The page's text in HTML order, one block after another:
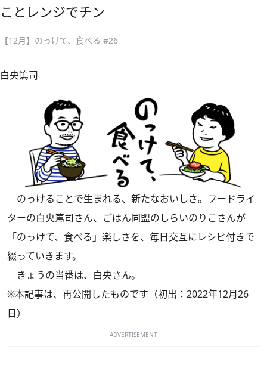
ことレンジでチン
【12月】のっけて、食べる #26
白央篤司
のっけることで生まれる、新たなおいしさ。フードライ
ターの白央篤司さん、ごはん同盟のしらいのりこさんが
「のっけて、食べる」楽しさを、毎日交互にレシピ付きで
綴っていきます。
きょうの当番は、白央さん。
※本記事は、再公開したものです（初出：2022年12月26
日）
ADVERTISEMENT